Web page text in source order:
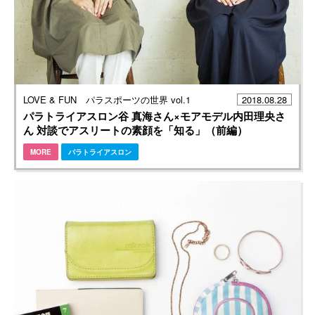
LOVE & FUN パラスポーツの世界 vol.1 2018.08.28
パラトライアスロン谷 真海さん×モアモデル内田理央さ
ん 対談でアスリートの素顔を「知る」（前編）
MORE パラトライアスロン